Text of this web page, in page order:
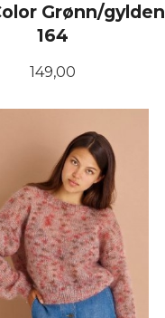
Grønn/gylden
164
Pris
149,00